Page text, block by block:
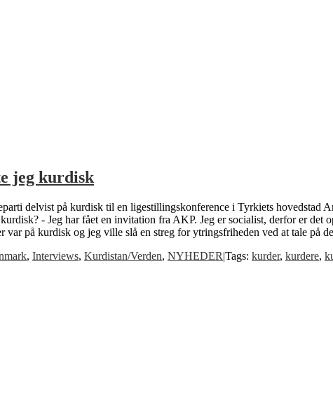
jeg kurdisk
delvist på kurdisk til en ligestillingskonference i Tyrkiets hovedstad
- Jeg har fået en invitation fra AKP. Jeg er socialist, derfor er
på kurdisk og jeg ville slå en streg for ytringsfriheden ved at tale på
, Interviews, Kurdistan/Verden, NYHEDER|Tags: kurder, kurdere,